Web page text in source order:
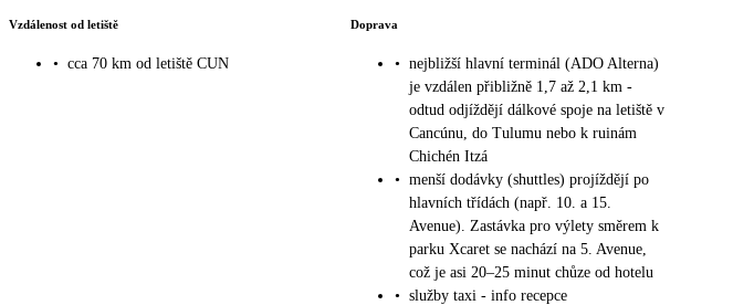
Vzdálenost od letiště
• cca 70 km od letiště CUN
Doprava
• nejbližší hlavní terminál (ADO Alterna)
je vzdálen přibližně 1,7 až 2,1 km -
odtud odjíždějí dálkové spoje na letiště v
Cancúnu, do Tulumu nebo k ruinám
Chichén Itzá
• menší dodávky (shuttles) projíždějí po
hlavních třídách (např. 10. a 15.
Avenue). Zastávka pro výlety směrem k
parku Xcaret se nachází na 5. Avenue,
což je asi 20–25 minut chůze od hotelu
• služby taxi - info recepce